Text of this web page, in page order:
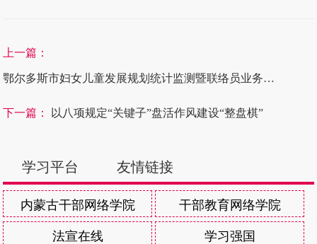
上一篇：
鄂尔多斯市妇女儿童发展规划统计监测暨联络员业务能力提升培训班在康巴什举办
下一篇： 以八项规定“关键子”盘活作风建设“整盘棋”
学习平台 友情链接
内蒙古干部网络学院 干部教育网络学院
法宣在线 学习强国